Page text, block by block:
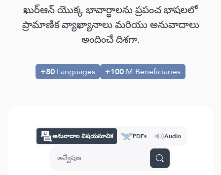
ఖుర్ఆన్ యొక్క భావార్థాలను ప్రపంచ భాషలలో
ప్రామాణిక వ్యాఖ్యానాలు మరియు అనువాదాలు
అందించే దిశగా.
+80Languages +100M Beneficiaries
అనువాదాల విషయసూచిక PDFs Audio